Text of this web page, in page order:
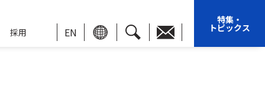
採用 EN
特集・
トピックス